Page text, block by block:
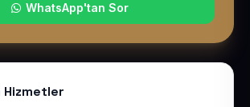
WhatsApp'tan Sor
Hizmetler